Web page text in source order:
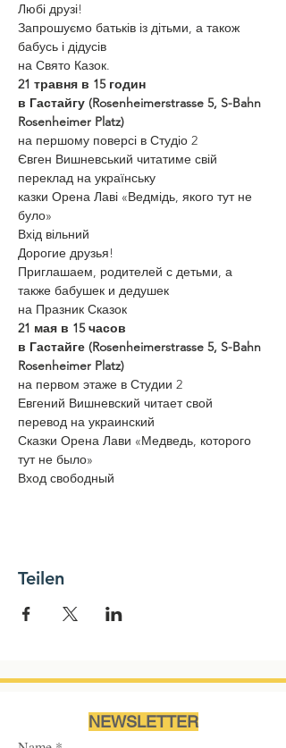
Любі друзі!
Запрошуємо батьків із дітьми, а також
бабусь і дідусів
на Свято Казок.
21 травня в 15 годин
в Гастайгу (Rosenheimerstrasse 5, S-Bahn
Rosenheimer Platz)
на першому поверсі в Студіо 2
Євген Вишневський читатиме свій
переклад на українську
казки Орена Лаві «Ведмідь, якого тут не
було»
Вхід вільний
Дорогие друзья!
Приглашаем, родителей с детьми, а
также бабушек и дедушек
на Празник Сказок
21 мая в 15 часов
в Гастайге (Rosenheimerstrasse 5, S-Bahn
Rosenheimer Platz)
на первом этаже в Студии 2
Евгений Вишневский читает свой
перевод на украинский
Сказки Орена Лави «Медведь, которого
тут не было»
Вход свободный
Teilen
NEWSLETTER